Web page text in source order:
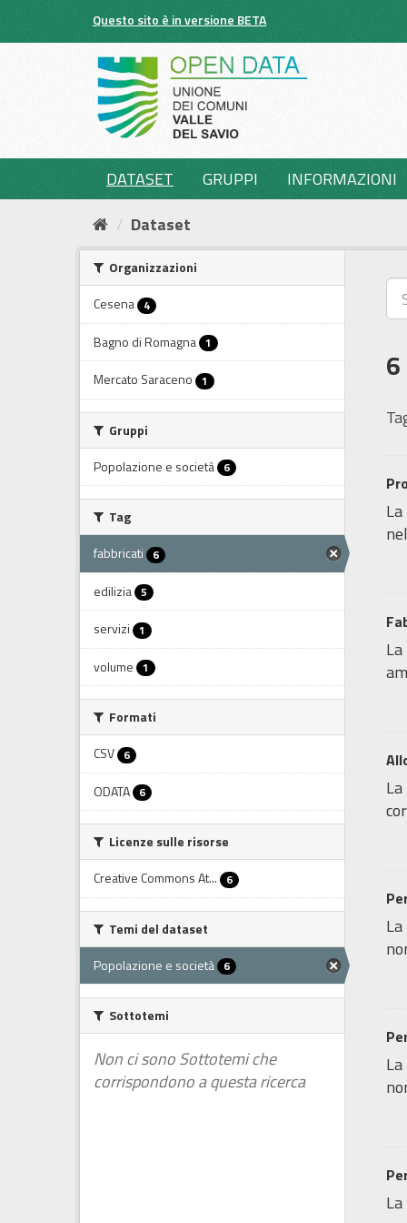
Questo sito è in versione BETA
DATASET GRUPPI
INFORMAZIONI
Dataset
Organizzazioni
Cesena 4
Bagno di Romagna 1
Mercato Saraceno 1
Gruppi
Popolazione e società 6
Tag
fabbricati
6
edilizia 5
servizi 1
volume 1
Formati
CSV 6
ODATA 6
Licenze sulle risorse
Creative Commons At...
6
Temi del dataset
Popolazione e società 6
Sottotemi
Non ci sono Sottotemi che
corrispondono a questa ricerca